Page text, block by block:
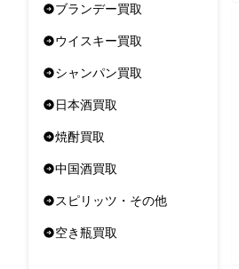
ブランデー買取
ウイスキー買取
シャンパン買取
日本酒買取
焼酎買取
中国酒買取
スピリッツ・その他
空き瓶買取